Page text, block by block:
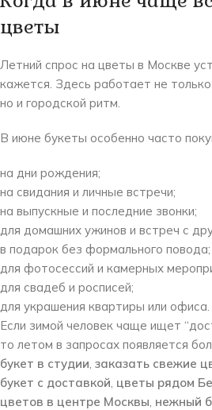
цветы
Летний спрос на цветы в Москве
кажется. Здесь работает не
но и городской ритм.
В июне букеты особенно часто
на дни рождения;
на свидания и личные встречи;
на выпускные и последние звонки;
для домашних ужинов и встреч с
в подарок без формального повода;
для фотосессий и камерных
для свадеб и росписей;
для украшения квартиры или офиса.
Если зимой человек чаще ищет
то летом в запросах появляется
букет в студии, заказать свежие
букет с доставкой, цветы рядом
цветов в центре Москвы, нежный